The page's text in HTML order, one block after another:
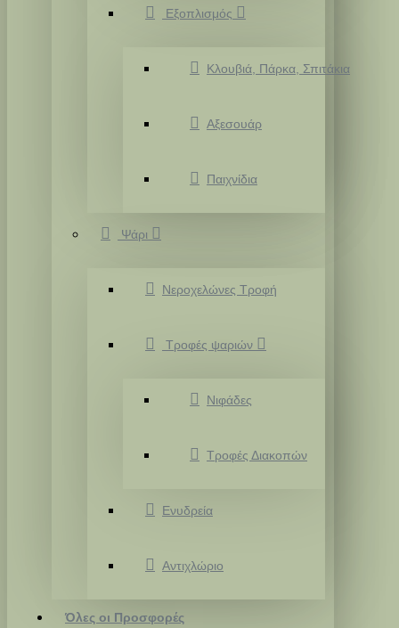
Εξοπλισμός
Κλουβιά, Πάρκα, Σπιτάκια
Αξεσουάρ
Παιχνίδια
Ψάρι
Νεροχελώνες Τροφή
Τροφές ψαριών
Νιφάδες
Τροφές Διακοπών
Ενυδρεία
Αντιχλώριο
Όλες οι Προσφορές